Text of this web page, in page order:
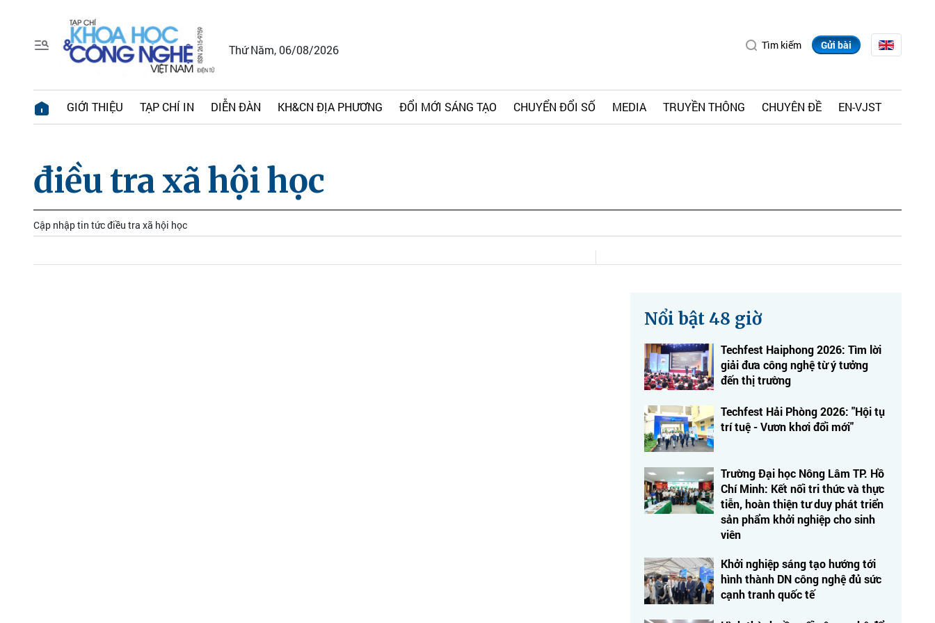
Thứ Năm, 06/08/2026 Tìm kiếm Gửi bài
GIỚI THIỆU TẠP CHÍ IN DIỄN ĐÀN KH&CN ĐỊA PHƯƠNG ĐỔI MỚI SÁNG TẠO CHUYỂN ĐỔI SỐ MEDIA TRUYỀN THÔNG CHUYÊN ĐỀ EN-VJST
điều tra xã hội học
Cập nhập tin tức điều tra xã hội học
Nổi bật 48 giờ
Techfest Haiphong 2026: Tìm lời
giải đưa công nghệ từ ý tưởng
đến thị trường
Techfest Hải Phòng 2026: "Hội tụ
trí tuệ - Vươn khơi đổi mới"
Trường Đại học Nông Lâm TP. Hồ
Chí Minh: Kết nối tri thức và thực
tiễn, hoàn thiện tư duy phát triển
sản phẩm khởi nghiệp cho sinh
viên
Khởi nghiệp sáng tạo hướng tới
hình thành DN công nghệ đủ sức
cạnh tranh quốc tế